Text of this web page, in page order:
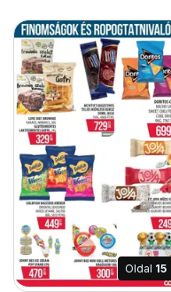
Oldal 15